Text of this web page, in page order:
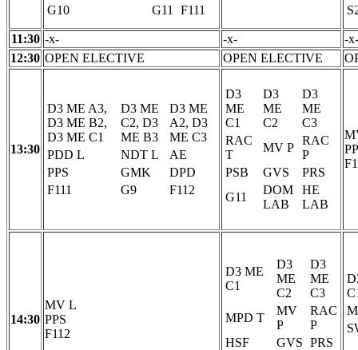
G10
G11 F111
11:30 -x- -x-
-x-
12:30 OPEN ELECTIVE OPEN ELECTIVE
13:30
D3 ME A3,
D3 ME B2,
D3 ME C1
D3 ME
C2, D3
ME B3
D3 ME
A2, D3
ME C3
PDD L
NDT L
AE
PPS
GMK
DPD
F111
G9 F112
D3
ME
C1
D3
ME
C2
D3
ME
C3
RAC
T
MV P
RAC
P
PSB
GVS
PRS
G11
DOM
LAB
HE
LAB
14:30
MV L
PPS
F112
D3 ME
C1
D3
ME
C2
D3
ME
C3
MPD T
MV
P
RAC
P
HSF
GVS PRS